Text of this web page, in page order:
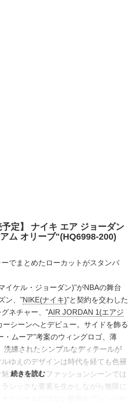
予定】 ナイキ エア ジョーダン
ム オリーブ"(HQ6998-200)
でまとめたローカットがスタンバ
イケル・ジョーダン)"がNBAの舞台
ン、"NIKE(ナイキ)"と契約を交わした
ネチャー、"AIR JORDAN 1(エアジ
ーシーンへとデビュー。サイドを飾る
・ムーア"考案のウィングロゴ、薄
洗練されたシンプルなディテールが
ゆえのデザインは時代を経ても色褪
力を放ち、ファッションシーンでは
シックな要素を生かしながら無限に
続きを読む